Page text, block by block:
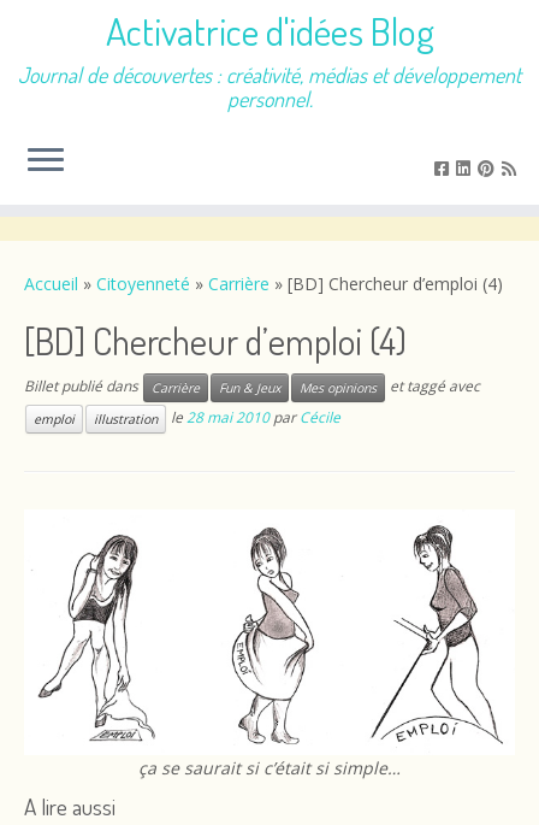
contenu
Activatrice d'idées Blog
Journal de découvertes : créativité, médias et développement
personnel.
Accueil » Citoyenneté » Carrière » [BD] Chercheur d’emploi (4)
[BD] Chercheur d’emploi (4)
Billet publié dans Carrière Fun & Jeux Mes opinions et taggé avec
emploi illustration le28 mai 2010 parCécile
ça se saurait si c’était si simple…
A lire aussi